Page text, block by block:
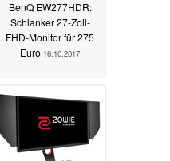
BenQ EW277HDR:
Schlanker 27-Zoll-
FHD-Monitor für 275
Euro 16.10.2017